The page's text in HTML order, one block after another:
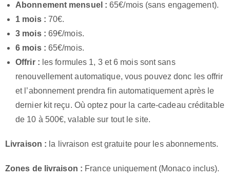
Abonnement mensuel : 65€/mois (sans engagement).
1 mois : 70€.
3 mois : 69€/mois.
6 mois : 65€/mois.
Offrir : les formules 1, 3 et 6 mois sont sans
renouvellement automatique, vous pouvez donc les offrir
et l’abonnement prendra fin automatiquement après le
dernier kit reçu. Où optez pour la carte-cadeau créditable
de 10 à 500€, valable sur tout le site.
Livraison : la livraison est gratuite pour les abonnements.
Zones de livraison : France uniquement (Monaco inclus).